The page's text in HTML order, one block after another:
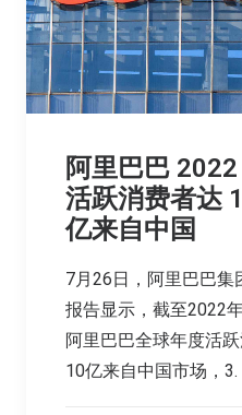
阿里巴巴
活跃消费者达
亿来自中国
7月26日，阿里巴巴集
报告显示，截至2022
阿里巴巴全球年度活
10亿来自中国市场，3.